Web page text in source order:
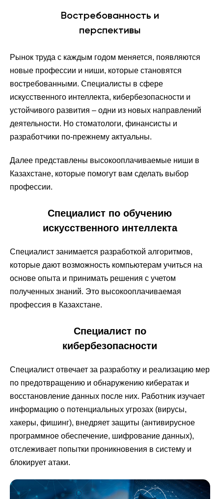
Востребованность и
перспективы
Рынок труда с каждым годом меняется, появляются
новые профессии и ниши, которые становятся
востребованными. Специалисты в сфере
искусственного интеллекта, кибербезопасности и
устойчивого развития – одни из новых направлений
деятельности. Но стоматологи, финансисты и
разработчики по-прежнему актуальны.
Далее представлены высокооплачиваемые ниши в
Казахстане, которые помогут вам сделать выбор
профессии.
Специалист по обучению
искусственного интеллекта
Специалист занимается разработкой алгоритмов,
которые дают возможность компьютерам учиться на
основе опыта и принимать решения с учетом
полученных знаний. Это высокооплачиваемая
профессия в Казахстане.
Специалист по
кибербезопасности
Специалист отвечает за разработку и реализацию мер
по предотвращению и обнаружению кибератак и
восстановление данных после них. Работник изучает
информацию о потенциальных угрозах (вирусы,
хакеры, фишинг), внедряет защиты (антивирусное
программное обеспечение, шифрование данных),
отслеживает попытки проникновения в систему и
блокирует атаки.